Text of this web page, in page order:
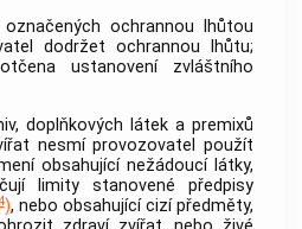
ochrannou lhůtou
dodržetochrannou lhůtu;
ustanovení zvláštního
doplňkových látek a premixů
nesmí provozovatel použít
obsahujícínežádoucí látky,
limity stanovené předpisy
), nebo obsahující cizí předměty,